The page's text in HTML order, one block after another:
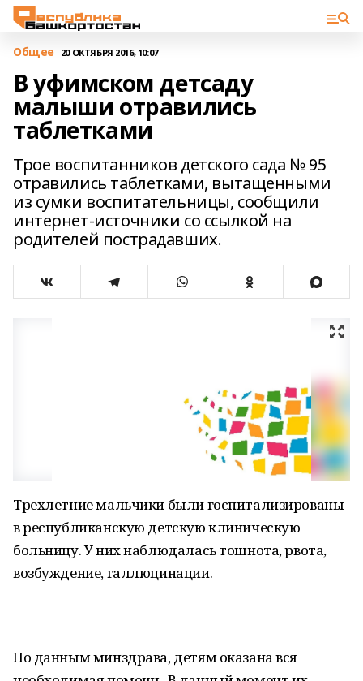
Общее 20 ОКТЯБРЯ 2016, 10:07
В уфимском детсаду
малыши отравились
таблетками
Трое воспитанников детского сада № 95
отравились таблетками, вытащенными
из сумки воспитательницы, сообщили
интернет-источники со ссылкой на
родителей пострадавших.
Трехлетние мальчики были госпитализированы
в республиканскую детскую клиническую
больницу. У них наблюдалась тошнота, рвота,
возбуждение, галлюцинации.
По данным минздрава, детям оказана вся